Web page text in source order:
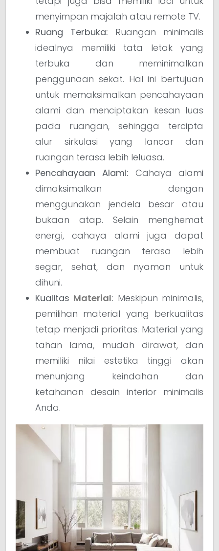
menyimpan majalah atau remote TV.
Ruang Terbuka: Ruangan minimalis
idealnya memiliki tata letak yang
terbuka dan meminimalkan
penggunaan sekat. Hal ini bertujuan
untuk memaksimalkan pencahayaan
alami dan menciptakan kesan luas
pada ruangan, sehingga tercipta
alur sirkulasi yang lancar dan
ruangan terasa lebih leluasa.
Pencahayaan Alami: Cahaya alami
dimaksimalkan dengan
menggunakan jendela besar atau
bukaan atap. Selain menghemat
energi, cahaya alami juga dapat
membuat ruangan terasa lebih
segar, sehat, dan nyaman untuk
dihuni.
Kualitas Material: Meskipun minimalis,
pemilihan material yang berkualitas
tetap menjadi prioritas. Material yang
tahan lama, mudah dirawat, dan
memiliki nilai estetika tinggi akan
menunjang keindahan dan
ketahanan desain interior minimalis
Anda.